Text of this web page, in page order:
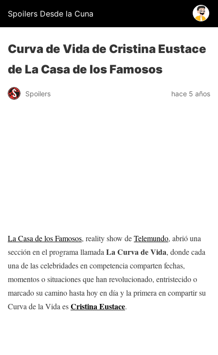
Spoilers Desde la Cuna
Curva de Vida de Cristina Eustace
de La Casa de los Famosos
Spoilers hace 5 años
La Casa de los Famosos, reality show deTelemundo, abrió una
sección en el programa llamada La Curva de Vida, donde cada
una de las celebridades en competencia comparten fechas,
momentos o situaciones que han revolucionado, entristecido o
marcado su camino hasta hoy en día y la primera en compartir su
Curva de la Vida esCristina Eustace.